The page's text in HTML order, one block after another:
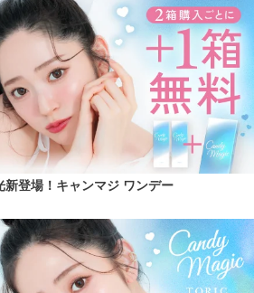
新登場！キャンマジ ワンデー